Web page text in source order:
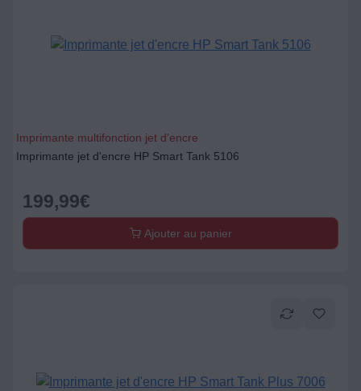
Imprimante multifonction jet d'encre
Imprimante jet d'encre HP Smart Tank 5106
199,99€
Ajouter au panier